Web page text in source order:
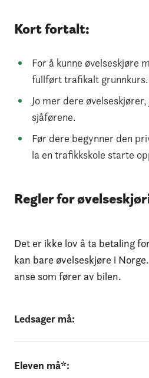
Kort fortalt:
For å kunne øvelseskjøre
fullført trafikalt
Jo mer dere
sjåførene.
Før dere begynner den
la en trafikkskole starte
Regler for
Det er ikke lov å ta betaling
kan bare øvelseskjøre i
anse som fører av bilen.
Ledsager må:
Eleven må*: